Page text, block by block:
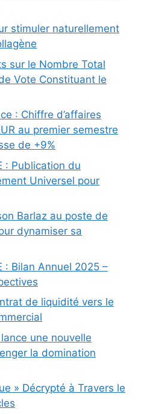
stimuler naturellement
sur le Nombre Total
Vote Constituant le
: Chiffre d’affaires
au premier semestre
de +9%
: Publication du
Universel pour
Barlaz au poste de
dynamiser sa
: Bilan Annuel 2025 –
de liquidité vers le
une nouvelle
la domination
» Décrypté à Travers le